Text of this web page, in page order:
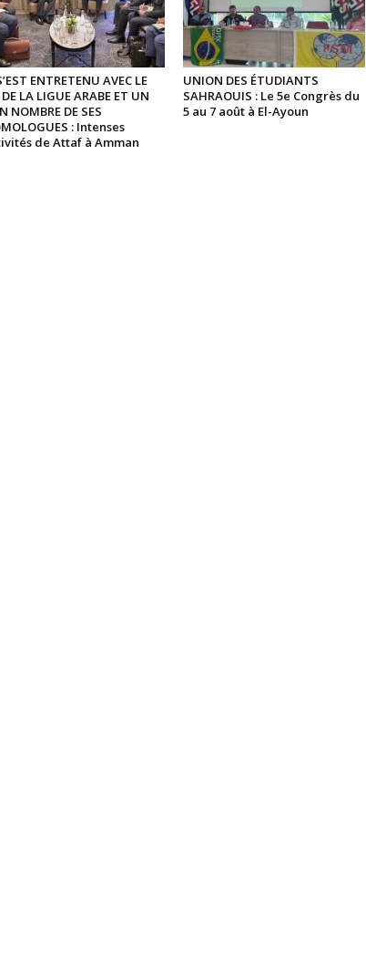
ENTRETENU AVEC LE
LA LIGUE ARABE ET UN
NOMBRE DE SES
: Intenses
de Attaf à Amman
UNION DES ÉTUDIANTS
SAHRAOUIS : Le 5e Congrès du
5 au 7 août à El-Ayoun